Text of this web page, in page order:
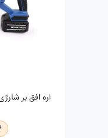
جامپر 5 کاره توبیز مدل TbS-20A